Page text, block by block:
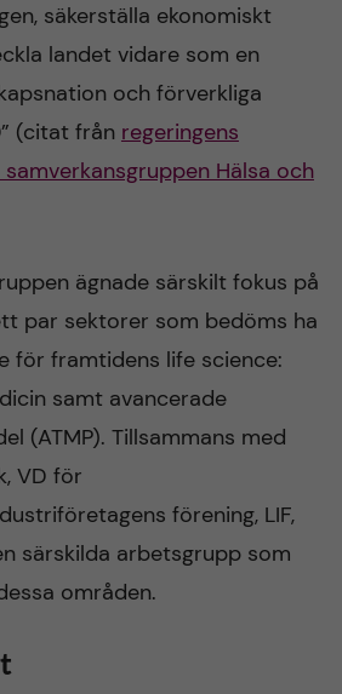
säkerställa ekonomiskt
landet vidare som en
och förverkliga
(citat från regeringens
Hälsa och
ägnade särskilt fokus på
par sektorer som bedöms ha
för framtidens life science:
samt avancerade
(ATMP). Tillsammans med
VD för
förening, LIF,
särskilda arbetsgrupp som
områden.